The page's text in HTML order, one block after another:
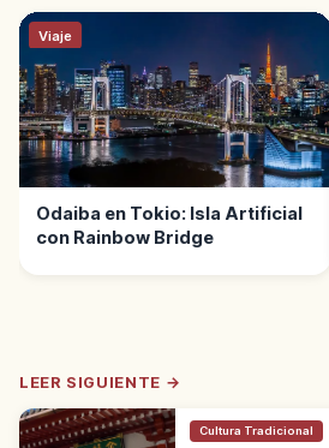
Viaje
Odaiba en Tokio: Isla Artificial
con Rainbow Bridge
LEER SIGUIENTE →
Cultura Tradicional